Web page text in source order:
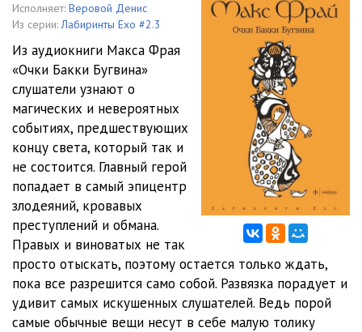
Исполняет: Веровой Денис
Из серии: Лабиринты Ехо #2.3
Из аудиокниги Макса Фрая
«Очки Бакки Бугвина»
слушатели узнают о
магических и невероятных
событиях, предшествующих
концу света, который так и
не состоится. Главный герой
попадает в самый эпицентр
злодеяний, кровавых
преступлений и обмана.
Правых и виноватых не так
просто отыскать, поэтому остается только ждать,
пока все разрешится само собой. Развязка порадует и
удивит самых искушенных слушателей. Ведь порой
самые обычные вещи несут в себе малую толику